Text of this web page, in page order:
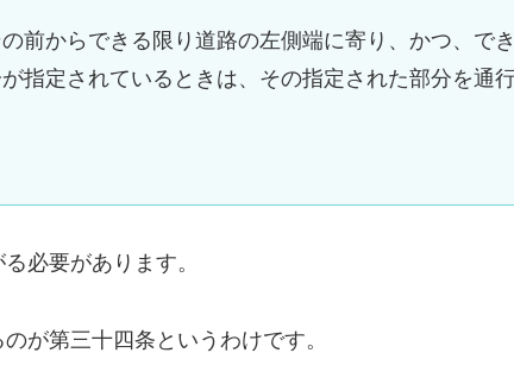
からできる限り道路の左側端に寄り、かつ、で
指定されているときは、その指定された部分を通
必要があります。
が第三十四条というわけです。